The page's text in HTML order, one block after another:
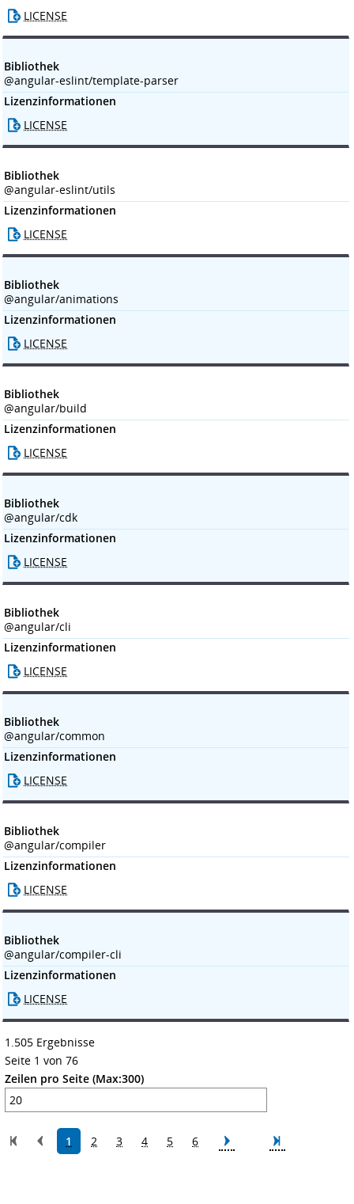
LICENSE
Bibliothek
@angular-eslint/template-parser
Lizenzinformationen
LICENSE
Bibliothek
@angular-eslint/utils
Lizenzinformationen
LICENSE
Bibliothek
@angular/animations
Lizenzinformationen
LICENSE
Bibliothek
@angular/build
Lizenzinformationen
LICENSE
Bibliothek
@angular/cdk
Lizenzinformationen
LICENSE
Bibliothek
@angular/cli
Lizenzinformationen
LICENSE
Bibliothek
@angular/common
Lizenzinformationen
LICENSE
Bibliothek
@angular/compiler
Lizenzinformationen
LICENSE
Bibliothek
@angular/compiler-cli
Lizenzinformationen
LICENSE
1.505 Ergebnisse
Seite 1 von 76
Zeilen pro Seite (Max:300)
1 2 3 4 5 6